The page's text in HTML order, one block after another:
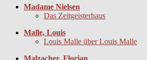
Madame Nielsen
Das Zeitgeisterhaus
Malle, Louis
Louis Malle über Louis Malle